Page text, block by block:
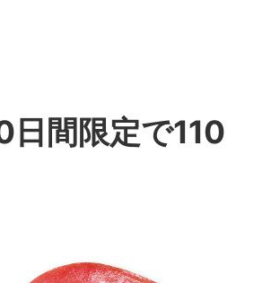
日間限定で110